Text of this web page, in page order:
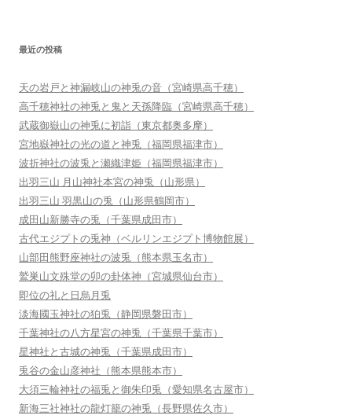
最近の投稿
天の岩戸と神漏岐山の神兎の音（宮崎県高千穂）
高千穂神社の神兎と鬼と天孫降臨（宮崎県高千穂）
武蔵御嶽山の神兎に初詣（東京都奥多摩）
宮地嶽神社の光の道と神兎（福岡県福津市）
波折神社の波兎と瀬織津姫（福岡県福津市）
出羽三山 月山神社本宮の神兎（山形県）
出羽三山 羽黒山の兎（山形県鶴岡市）
成田山新勝寺の兎（千葉県成田市）
古代エジプトの兎神（ベルリンエジプト博物館展）
山部田熊野座神社の波兎（熊本県玉名市）
鷲巣山文殊堂の卯の卦体神（宮城県仙台市）
即位の礼と日烏月兎
淡海國玉神社の狛兎（静岡県磐田市）
千葉神社の八方星宮の神兎（千葉県千葉市）
星神社と古城の神兎（千葉県成田市）
兎谷の金山彦神社（熊本県熊本市）
大須三輪神社の福兎と御朱印兎（愛知県名古屋市）
新海三社神社の龍灯籠の神兎（長野県佐久市）